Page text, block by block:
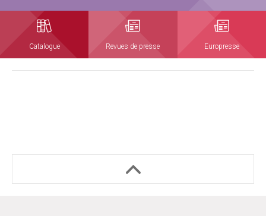
Catalogue Revues de presse Europresse